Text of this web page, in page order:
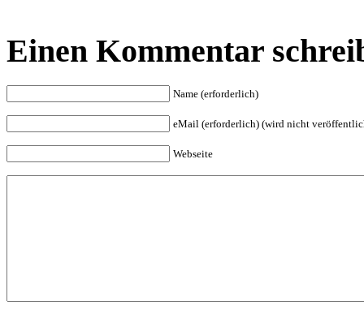
Einen Kommentar
Name (erforderlich)
eMail (erforderlich) (wird nicht
Webseite